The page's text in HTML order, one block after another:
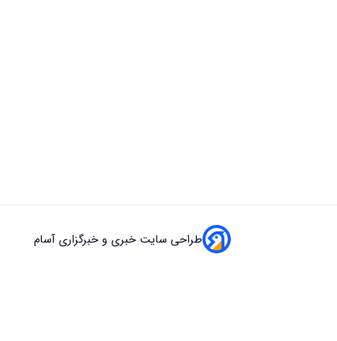
طراحی سایت خبری و خبرگزاری آسام